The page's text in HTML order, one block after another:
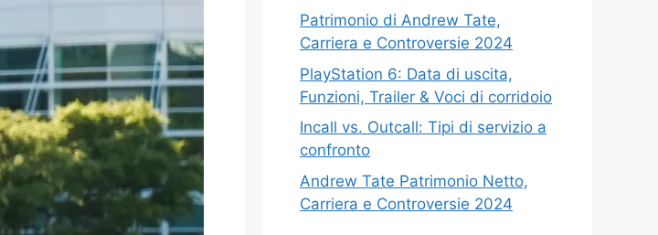
Patrimonio di Andrew Tate,
Carriera e Controversie 2024
PlayStation 6: Data di uscita,
Funzioni, Trailer & Voci di corridoio
Incall vs. Outcall: Tipi di servizio a
confronto
Andrew Tate Patrimonio Netto,
Carriera e Controversie 2024